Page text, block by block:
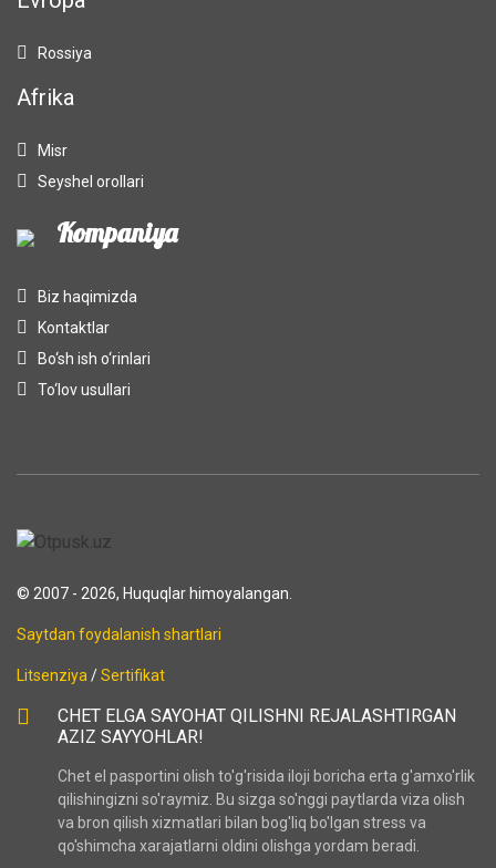
Rossiya
Afrika
Misr
Seyshel orollari
Kompaniya
Biz haqimizda
Kontaktlar
Bo‘sh ish o‘rinlari
To‘lov usullari
© 2007 - 2026, Huquqlar himoyalangan.
Saytdan foydalanish shartlari
Litsenziya /Sertifikat
CHET ELGA SAYOHAT QILISHNI REJALASHTIRGAN
AZIZ SAYYOHLAR!
Chet el pasportini olish to'g'risida iloji boricha erta g'amxo'rlik
qilishingizni so'raymiz. Bu sizga so'nggi paytlarda viza olish
va bron qilish xizmatlari bilan bog'liq bo'lgan stress va
qo'shimcha xarajatlarni oldini olishga yordam beradi.